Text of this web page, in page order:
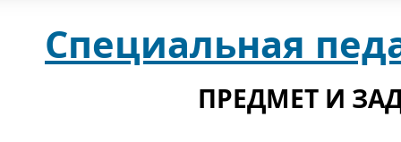
Специальная
ПРЕДМЕТ И